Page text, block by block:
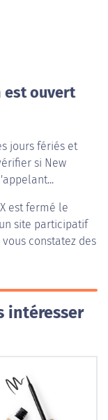
est ouvert
jours fériés et
si New
est fermé le
site participatif
constatez des
intéresser